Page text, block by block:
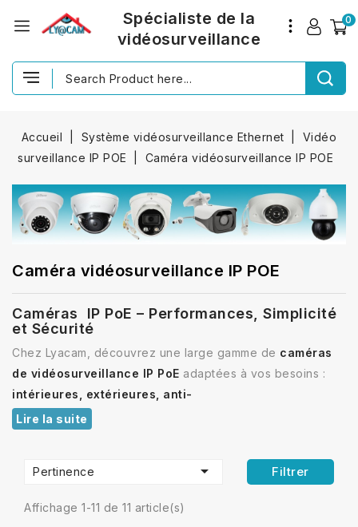
0
Spécialiste de la
vidéosurveillance
Accueil Système vidéosurveillance Ethernet
Vidéo
surveillance IP POE
Caméra vidéosurveillance IP POE
Caméra vidéosurveillance IP POE
Caméras IP PoE – Performances, Simplicité
et Sécurité
Chez Lyacam, découvrez une large gamme de caméras
de vidéosurveillance IP PoE adaptées à vos besoins :
intérieures, extérieures, anti-
Lire la suite
Pertinence  Filtrer
Affichage 1-11 de 11 article(s)